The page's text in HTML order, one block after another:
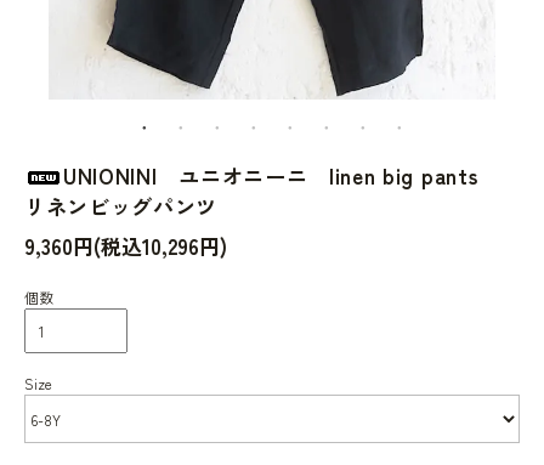
UNIONINI ユニオニーニ linen big pants
リネンビッグパンツ
9,360円(税込10,296円)
個数
Size